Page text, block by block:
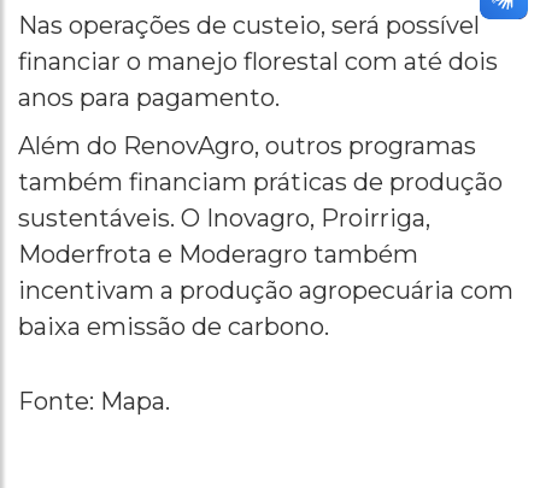
Nas operações de custeio, será possível
financiar o manejo florestal com até dois
anos para pagamento.
Além do RenovAgro, outros programas
também financiam práticas de produção
sustentáveis. O Inovagro, Proirriga,
Moderfrota e Moderagro também
incentivam a produção agropecuária com
baixa emissão de carbono.
Fonte: Mapa.